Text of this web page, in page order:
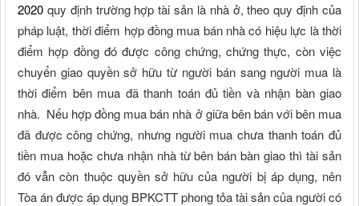
2020 quy định trường hợp tài sản là nhà ở, theo quy định của
pháp luật, thời điểm hợp đồng mua bán nhà có hiệu lực là thời
điểm hợp đồng đó được công chứng, chứng thực, còn việc
chuyển giao quyền sở hữu từ người bán sang người mua là
thời điểm bên mua đã thanh toán đủ tiền và nhận bàn giao
nhà. Nếu hợp đồng mua bán nhà ở giữa bên bán với bên mua
đã được công chứng, nhưng người mua chưa thanh toán đủ
tiền mua hoặc chưa nhận nhà từ bên bán bàn giao thì tài sản
đó vẫn còn thuộc quyền sở hữu của người bị áp dụng, nên
Tòa án được áp dụng BPKCTT phong tỏa tài sản của người có